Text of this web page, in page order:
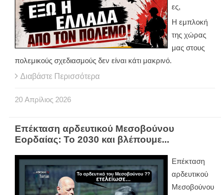
ες,
Η εμπλοκή
της χώρας
μας στους
πολεμικούς σχεδιασμούς δεν είναι κάτι μακρινό.
Διαβάστε Περισσότερα
20 Απρίλιος 2026
Επέκταση αρδευτικού Μεσοβούνου
Εορδαίας: Το 2030 και βλέπουμε...
Επέκταση
αρδευτικού
Μεσοβούνου